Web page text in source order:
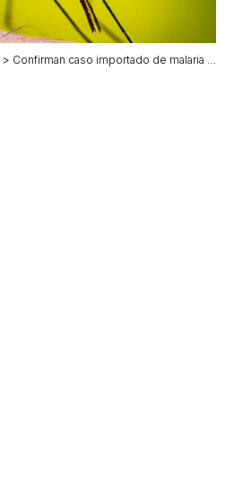
> Confirman caso importado de malaria en Jalisco durante Mundial 2026